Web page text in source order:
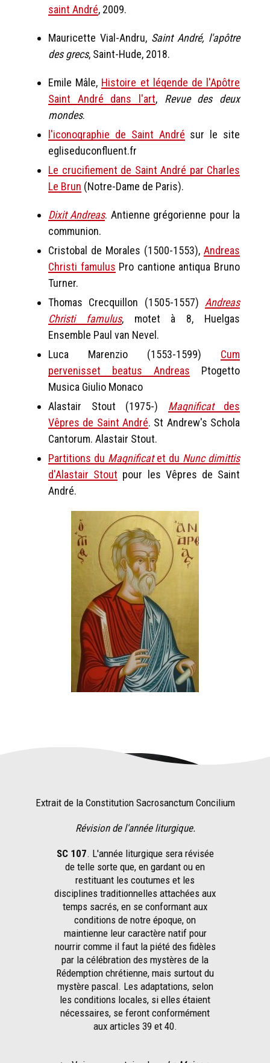
saint André, 2009.
Mauricette Vial-Andru, Saint André, l'apôtre
des grecs, Saint-Hude, 2018.
Emile Mâle, Histoire et légende de l'Apôtre
Saint André dans l'art, Revue des deux
mondes.
l'iconographie de Saint André sur le site
egliseduconfluent.fr
Le crucifiement de Saint André par Charles
Le Brun (Notre-Dame de Paris).
Dixit Andreas. Antienne grégorienne pour la
communion.
Cristobal de Morales (1500-1553), Andreas
Christi famulus Pro cantione antiqua Bruno
Turner.
Thomas Crecquillon (1505-1557) Andreas
Christi famulus, motet à 8, Huelgas
Ensemble Paul van Nevel.
Luca Marenzio (1553-1599) Cum
pervenisset beatus Andreas Ptogetto
Musica Giulio Monaco
Alastair Stout (1975-) Magnificatdes
Vêpres de Saint André. St Andrew's Schola
Cantorum. Alastair Stout.
Partitions du Magnificatet du Nunc dimittis
d'Alastair Stout pour les Vêpres de Saint
André.
Extrait de la Constitution Sacrosanctum Concilium
Révision de l'année liturgique.
SC 107. L'année liturgique sera révisée
de telle sorte que, en gardant ou en
restituant les coutumes et les
disciplines traditionnelles attachées aux
temps sacrés, en se conformant aux
conditions de notre époque, on
maintienne leur caractère natif pour
nourrir comme il faut la piété des fidèles
par la célébration des mystères de la
Rédemption chrétienne, mais surtout du
mystère pascal. Les adaptations, selon
les conditions locales, si elles étaient
nécessaires, se feront conformément
aux articles 39 et 40.